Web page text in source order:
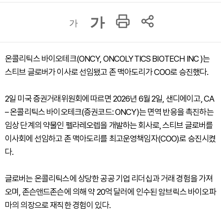
가 가
온콜리틱스 바이오테크(ONCY, ONCOLYTICS BIOTECH INC )는
스티브 글로버가 이사로 선임됐고 존 맥아도리가 COO로 승진했다.
2일 미국 증권거래위원회에 따르면 2026년 6월 2일, 샌디에이고, CA
– 온콜리틱스 바이오테크(증권코드: ONCY)는 면역 반응을 촉진하는
임상 단계의 약물인 펠라레오렙을 개발하는 회사로, 스티브 글로버를
이사회에 선임하고 존 맥아도리를 최고운영책임자(COO)로 승진시켰
다.
글로버는 온콜리틱스에 상당한 공공 기업 리더십과 거래 경험을 가져
오며, 존슨앤드존슨에 의해 약 20억 달러에 인수된 암브릭스 바이오파
마의 의장으로 재직한 경험이 있다.